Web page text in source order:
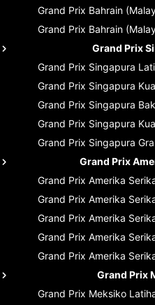
Grand Prix Bahrain
Grand Prix Bahrain
Grand Prix
Grand Prix Singapura
Grand Prix Singapura
Grand Prix Singapura
Grand Prix Singapura
Grand Prix Singapura
Grand Prix
Grand Prix Amerika
Grand Prix Amerika
Grand Prix Amerika
Grand Prix Amerika
Grand Prix Amerika
Grand Prix
Grand Prix Meksiko